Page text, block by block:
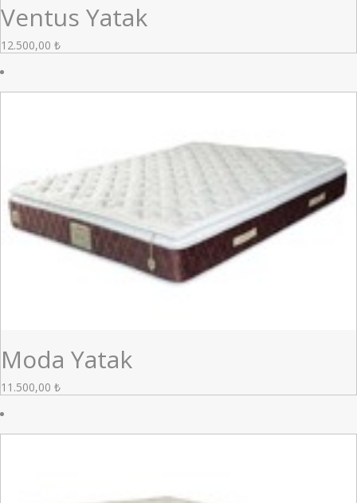
Ventus Yatak
12.500,00 ₺
Moda Yatak
11.500,00 ₺